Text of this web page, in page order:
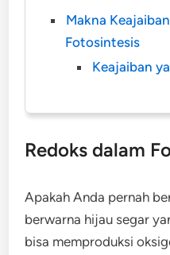
Makna
Fotosintesis
Keajaiban
Redoks dalam
Apakah Anda pernah
berwarna hijau segar
bisa memproduksi